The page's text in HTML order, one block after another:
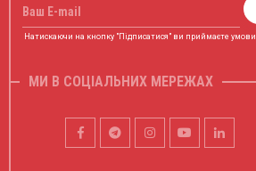
Ваш E-mail
Натискаючи на кнопку "Підписатися" ви приймаєте умови
МИ В СОЦІАЛЬНИХ МЕРЕЖАХ